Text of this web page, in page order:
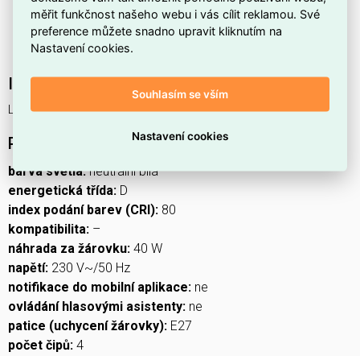
žárovky s moderní LED technologií.
Určena pro běžné síťové napětí230 V, vhodná pro
standardní domácí instalace.
Interní název produktu
LED FLM A60 3,4W(40W) 470lm E27 NW
Podrobný popis produktu
barva světla:neutrální bílá
energetická třída: D
index podání barev (CRI): 80
kompatibilita: –
náhrada za žárovku: 40 W
napětí: 230 V~/50 Hz
notifikace do mobilní aplikace: ne
ovládání hlasovými asistenty: ne
patice (uchycení žárovky): E27
počet čipů: 4
měřit funkčnost našeho webu i vás cílit reklamou. Své
preference můžete snadno upravit kliknutím na
Nastavení cookies.
Souhlasím se vším
Nastavení cookies